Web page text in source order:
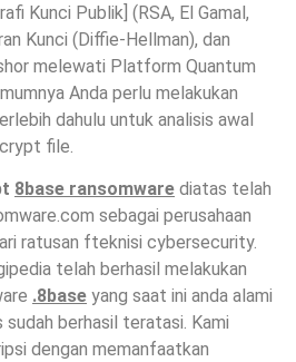
Kunci Publik] (RSA, El Gamal,
Kunci (Diffie-Hellman), dan
melewati Platform Quantum
Anda perlu melakukan
dahulu untuk analisis awal
file.
8base ransomware diatas telah
sebagai perusahaan
ratusan fteknisi cybersecurity.
telah berhasil melakukan
.8base yang saat ini anda alami
berhasil teratasi. Kami
dengan memanfaatkan